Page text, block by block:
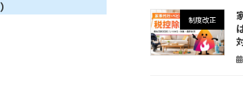
）
制度改正